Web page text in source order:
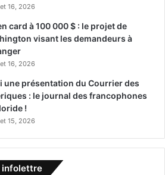
16, 2026
card à 100 000 $ : le projet de
visant les demandeurs à
16, 2026
une présentation du Courrier des
: le journal des francophones
!
15, 2026
infolettre